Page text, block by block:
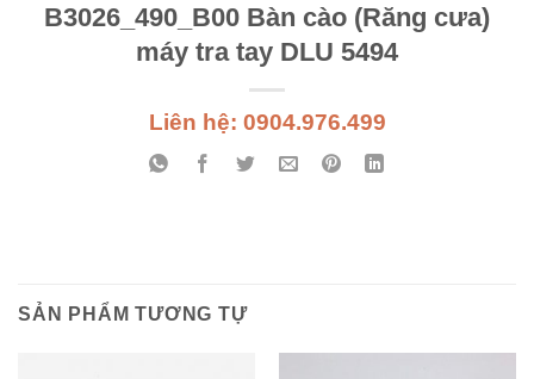
B3026_490_B00 Bàn cào (Răng cưa)
máy tra tay DLU 5494
Liên hệ: 0904.976.499
SẢN PHẨM TƯƠNG TỰ